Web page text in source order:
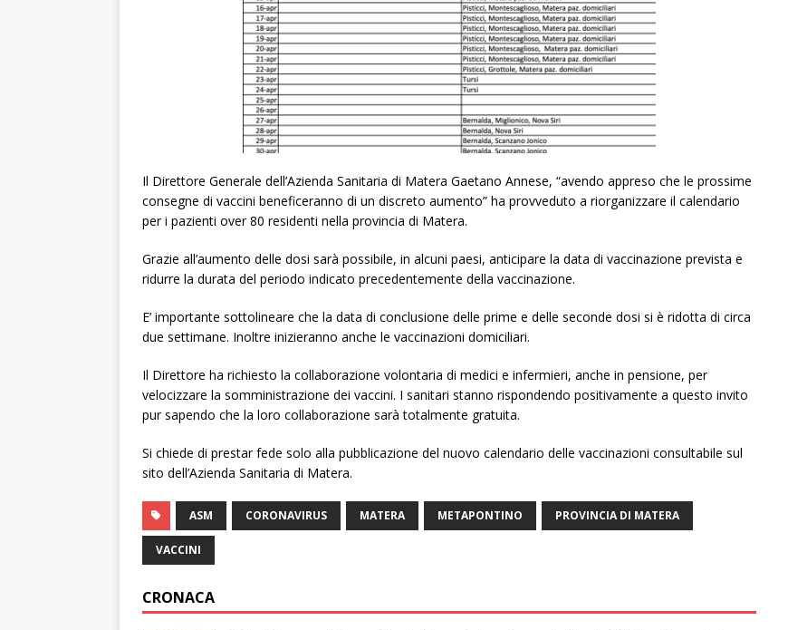
Il Direttore Generale dell’Azienda Sanitaria di Matera Gaetano Annese, “avendo appreso che le prossime
consegne di vaccini beneficeranno di un discreto aumento” ha provveduto a riorganizzare il calendario
per i pazienti over 80 residenti nella provincia di Matera.
Grazie all’aumento delle dosi sarà possibile, in alcuni paesi, anticipare la data di vaccinazione prevista e
ridurre la durata del periodo indicato precedentemente della vaccinazione.
E’ importante sottolineare che la data di conclusione delle prime e delle seconde dosi si è ridotta di circa
due settimane. Inoltre inizieranno anche le vaccinazioni domiciliari.
Il Direttore ha richiesto la collaborazione volontaria di medici e infermieri, anche in pensione, per
velocizzare la somministrazione dei vaccini. I sanitari stanno rispondendo positivamente a questo invito
pur sapendo che la loro collaborazione sarà totalmente gratuita.
Si chiede di prestar fede solo alla pubblicazione del nuovo calendario delle vaccinazioni consultabile sul
sito dell’Azienda Sanitaria di Matera.
ASM CORONAVIRUS MATERA METAPONTINO PROVINCIA DI MATERA
VACCINI
CRONACA